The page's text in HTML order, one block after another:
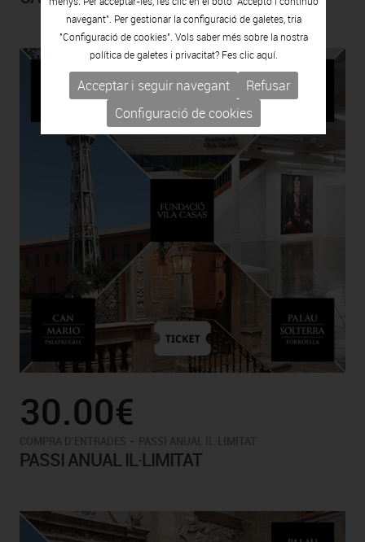
30.00€
-
PASSI ANUAL IL·LIMITAT
navegant". Per gestionar la configuració de galetes, tria
"Configuració de cookies". Vols saber més sobre la nostra
política de galetes i privacitat? Fes clicaquí.
Acceptar i seguir navegant
Refusar
Configuració de cookies